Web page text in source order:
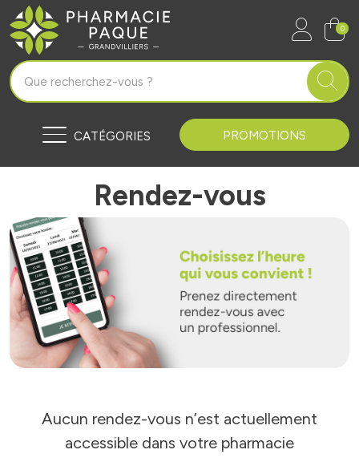
Pharmacie Paque Grandvilliers
0
CATÉGORIES PROMOTIONS
Rendez-vous
Aucun rendez-vous n’est actuellement
accessible dans votre pharmacie